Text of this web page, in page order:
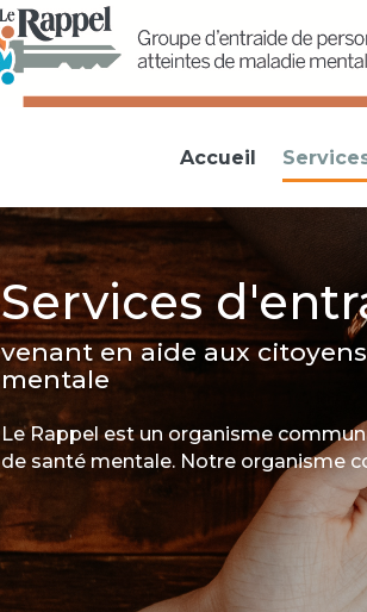
Accueil
Services
venant en aide aux
mentale
Le Rappel est un organisme
de santé mentale. Notre organisme